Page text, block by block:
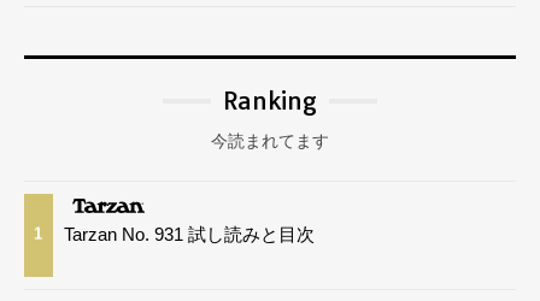
Ranking
今読まれてます
1 Tarzan No. 931 試し読みと目次